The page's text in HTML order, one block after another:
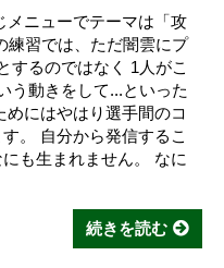
メニューでテーマは「攻
練習では、ただ闇雲にプ
するのではなく 1人がこ
う動きをして...といった
にはやはり選手間のコ
。 自分から発信するこ
も生まれません。 なに
続きを読む